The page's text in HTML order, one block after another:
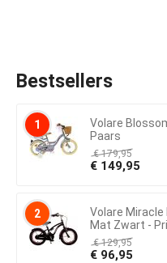
Bestsellers
1
Volare
Paars
€179,95
€ 149,95
2
Volare
Mat Zwart -
€129,95
€ 96,95